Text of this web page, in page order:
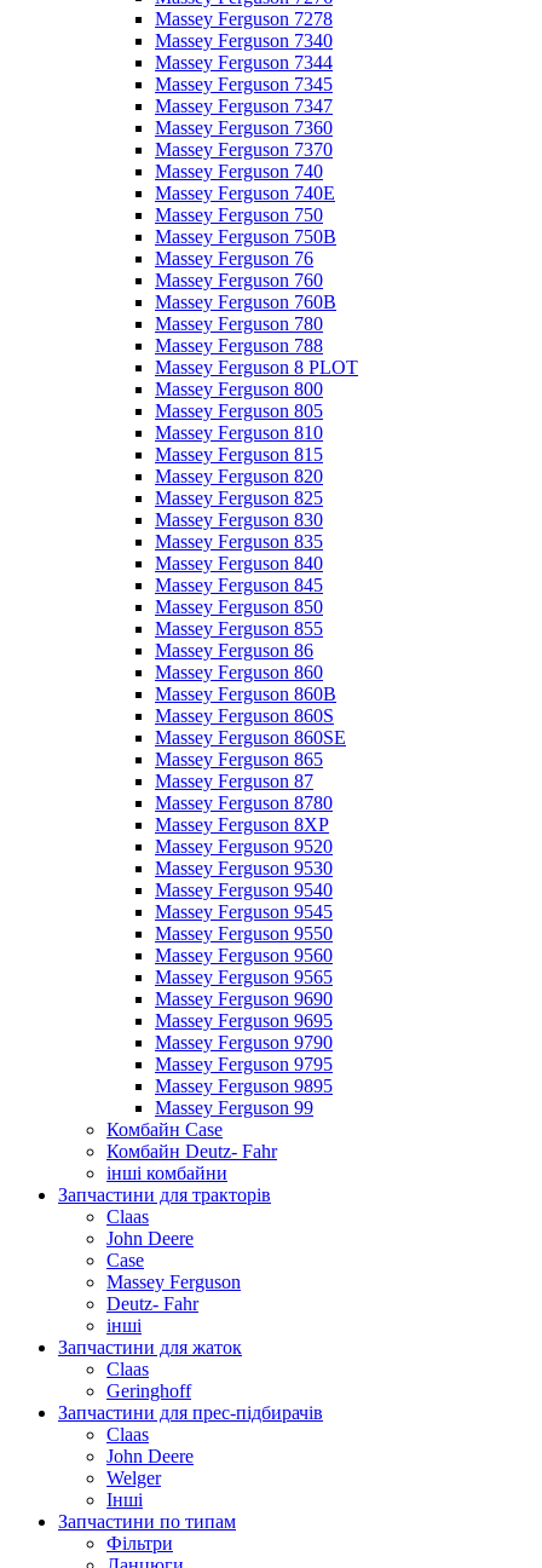
Massey Ferguson 7278
Massey Ferguson 7340
Massey Ferguson 7344
Massey Ferguson 7345
Massey Ferguson 7347
Massey Ferguson 7360
Massey Ferguson 7370
Massey Ferguson 740
Massey Ferguson 740E
Massey Ferguson 750
Massey Ferguson 750B
Massey Ferguson 76
Massey Ferguson 760
Massey Ferguson 760B
Massey Ferguson 780
Massey Ferguson 788
Massey Ferguson 8 PLOT
Massey Ferguson 800
Massey Ferguson 805
Massey Ferguson 810
Massey Ferguson 815
Massey Ferguson 820
Massey Ferguson 825
Massey Ferguson 830
Massey Ferguson 835
Massey Ferguson 840
Massey Ferguson 845
Massey Ferguson 850
Massey Ferguson 855
Massey Ferguson 86
Massey Ferguson 860
Massey Ferguson 860B
Massey Ferguson 860S
Massey Ferguson 860SE
Massey Ferguson 865
Massey Ferguson 87
Massey Ferguson 8780
Massey Ferguson 8XP
Massey Ferguson 9520
Massey Ferguson 9530
Massey Ferguson 9540
Massey Ferguson 9545
Massey Ferguson 9550
Massey Ferguson 9560
Massey Ferguson 9565
Massey Ferguson 9690
Massey Ferguson 9695
Massey Ferguson 9790
Massey Ferguson 9795
Massey Ferguson 9895
Massey Ferguson 99
Комбайн Case
Комбайн Deutz- Fahr
інші комбайни
Запчастини для тракторів
Claas
John Deere
Case
Massey Ferguson
Deutz- Fahr
інші
Запчастини для жаток
Claas
Geringhoff
Запчастини для прес-підбирачів
Claas
John Deere
Welger
Інші
Запчастини по типам
Фільтри